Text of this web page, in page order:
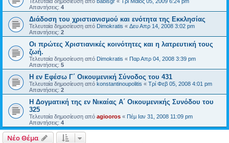
Απαντήσεις: 4
Διάδοση του χριστιανισμού και ενότητα της Εκκλησίας
Τελευταία δημοσίευση από Dimokratis « Δευ Απρ 14, 2008 3:02 pm
Απαντήσεις: 2
Οι πρώτες Χριστιανικές κοινότητες και η λατρευτική τους
ζωή.
Τελευταία δημοσίευση από Dimokratis « Παρ Απρ 04, 2008 3:39 pm
Απαντήσεις: 5
Η εν Εφέσω Γ΄ Οικουμενική Σύνοδος του 431
Τελευταία δημοσίευση από konstantinoupolitis « Τρί Φεβ 05, 2008 4:01 pm
Απαντήσεις: 2
Η Δογματική της εν Νικαίας Α΄ Οικουμενικής Συνόδου του
325
Τελευταία δημοσίευση από agiooros « Πέμ Ιαν 31, 2008 11:09 pm
Απαντήσεις: 4
Νέο Θέμα